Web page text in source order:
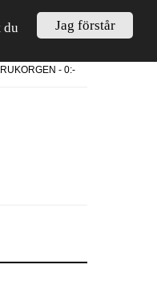
Jag förstår
du
- 0:-